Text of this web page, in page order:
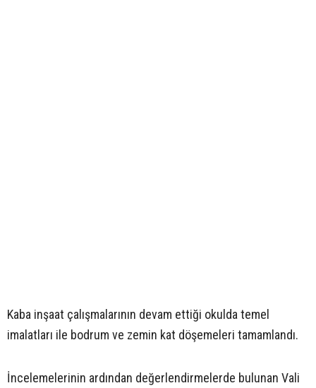
Kaba inşaat çalışmalarının devam ettiği okulda temel
imalatları ile bodrum ve zemin kat döşemeleri tamamlandı.
İncelemelerinin ardından değerlendirmelerde bulunan Vali